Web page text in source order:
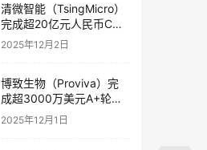
清微智能（TsingMicro）
完成超20亿元人民币C轮
融资
2025年12月2日
博致生物（Proviva）完
成超3000万美元A+轮融
资
2025年12月1日